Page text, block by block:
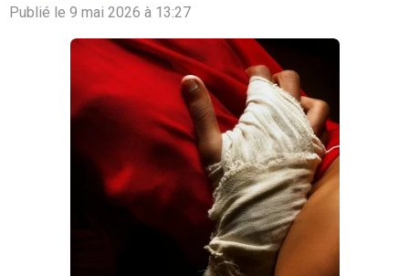
Publié le 9 mai 2026 à 13:27